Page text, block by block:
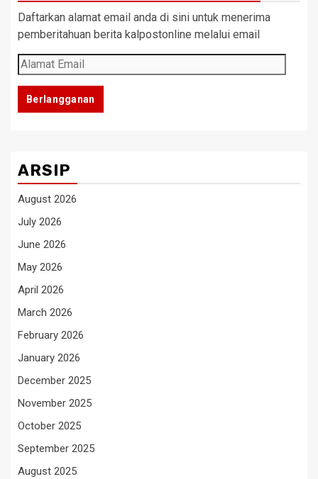
Daftarkan alamat email anda di sini untuk menerima
pemberitahuan berita kalpostonline melalui email
Alamat
Email
Berlangganan
ARSIP
August 2026
July 2026
June 2026
May 2026
April 2026
March 2026
February 2026
January 2026
December 2025
November 2025
October 2025
September 2025
August 2025